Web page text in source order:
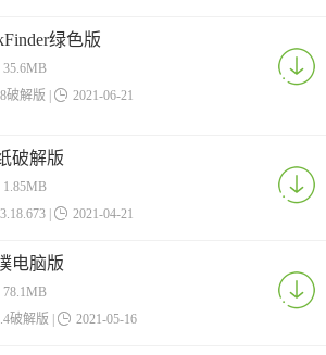
绿色版
破解版 |  2021-06-21
破解版
|  2021-04-21
电脑版
破解版 |  2021-05-16